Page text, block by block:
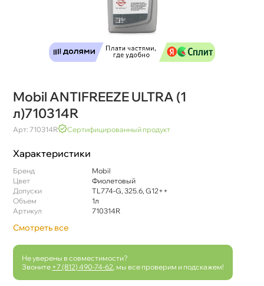
Mobil ANTIFREEZE ULTRA (1
л)710314R
Арт: 710314R Сертифицированный продукт
Характеристики
Бренд
Mobil
Цвет
Фиолетовый
Допуски
TL774-G, 325.6, G12++
Объем
1л
Артикул
710314R
Смотреть все
Не уверены в совместимости?
Звоните +7 (812) 490-74-62 , мы все проверим и подскажем!